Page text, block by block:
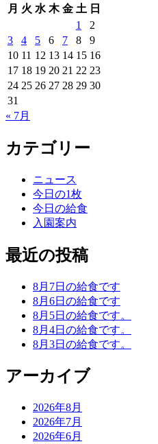
月 火 水 木 金 土 日
1
2
3
4 5 6 7 8
9
10 11 12 13 14 15 16
17 18 19 20 21 22 23
24 25 26 27 28 29 30
31
« 7月
カテゴリー
ニュース
今日の1枚
今日の給食
入園案内
最近の投稿
8月7日の給食です
8月6日の給食です
8月5日の給食です。
8月4日の給食です。
8月3日の給食です。
アーカイブ
2026年8月
2026年7月
2026年6月